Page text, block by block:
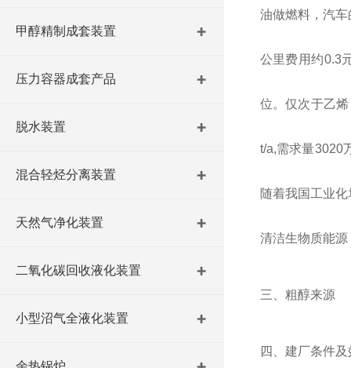
甲醇精制成套装置
压力容器成套产品
脱水装置
混合轻烃分离装置
天然气净化装置
二氧化碳回收液化装置
小型沼气全液化装置
油做燃料，汽
公里费用约0.3
位。仅次于乙
t/a,需求量3020
随着我国工业
清洁生物质能
三、粗醇来源
四、建厂条件